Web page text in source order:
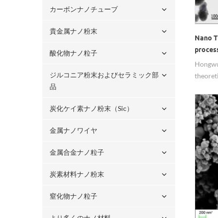
カーボンナノチューブ
貴金属ナノ粉末
酸化物ナノ粒子
ジルコニア粉末およびセラミック部
品
炭化ケイ素ナノ粉末（sic）
金属ナノワイヤ
金属合金ナノ粒子
炭素材料ナノ粉末
窒化物ナノ粒子
Nano
is
carbon